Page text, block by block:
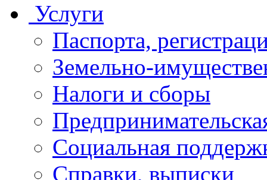
Услуги
Паспорта,
Земельно-
Налоги и сборы
Социальная
Справки, выписки